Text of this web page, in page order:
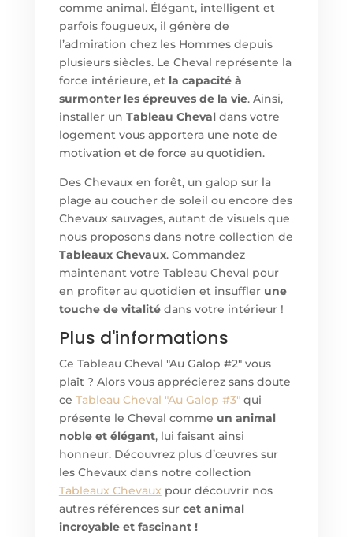
comme animal. Élégant, intelligent et
parfois fougueux, il génère de
l’admiration chez les Hommes depuis
plusieurs siècles. Le Cheval représente la
force intérieure, et la capacité à
surmonter les épreuves de la vie. Ainsi,
installer un Tableau Cheval dans votre
logement vous apportera une note de
motivation et de force au quotidien.
Des Chevaux en forêt, un galop sur la
plage au coucher de soleil ou encore des
Chevaux sauvages, autant de visuels que
nous proposons dans notre collection de
Tableaux Chevaux. Commandez
maintenant votre Tableau Cheval pour
en profiter au quotidien et insuffler une
touche de vitalitédans votre intérieur !
Plus d'informations
Ce Tableau Cheval "Au Galop #2" vous
plaît ? Alors vous apprécierez sans doute
ce Tableau Cheval "Au Galop #3"qui
présente le Cheval comme un animal
noble et élégant, lui faisant ainsi
honneur. Découvrez plus d’œuvres sur
les Chevaux dans notre collection
Tableaux Chevaux pour découvrir nos
autres références sur cet animal
incroyable et fascinant !